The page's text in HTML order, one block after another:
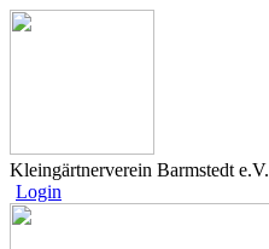
Kleingärtnerverein Barmstedt e.V.
Login